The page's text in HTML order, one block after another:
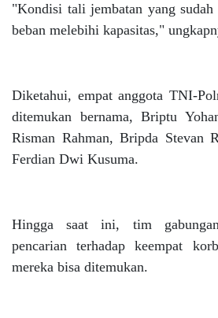
"Kondisi tali jembatan yang
beban melebihi kapasitas,"
Diketahui, empat anggota TNI-
ditemukan bernama, Briptu
Risman Rahman, Bripda Stevan
Ferdian Dwi Kusuma.
Hingga saat ini, tim
pencarian terhadap keempat
mereka bisa ditemukan.